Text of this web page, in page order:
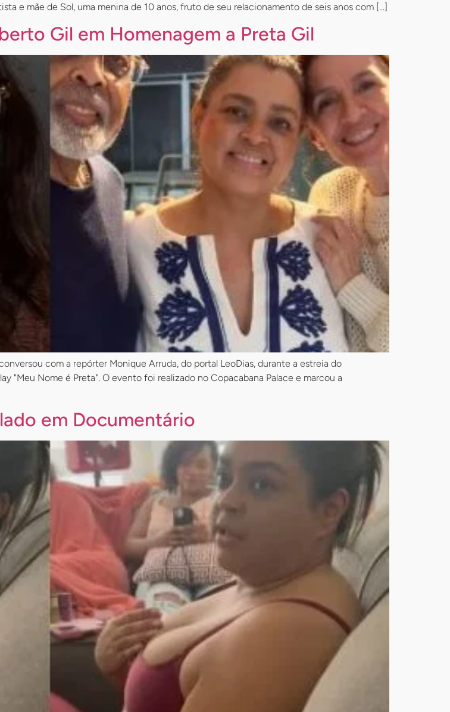
e mãe de Sol, uma menina de 10 anos, fruto de seu relacionamento de seis anos com […]
Gil em Homenagem a Preta Gil
com a repórter Monique Arruda, do portal LeoDias, durante a estreia do
"Meu Nome é Preta". O evento foi realizado no Copacabana Palace e marcou a
em Documentário